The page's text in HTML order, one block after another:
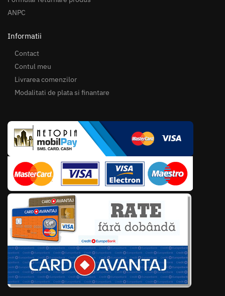
ANPC
Informatii
Contact
Contul meu
Livrarea comenzilor
Modalitati de plata si finantare